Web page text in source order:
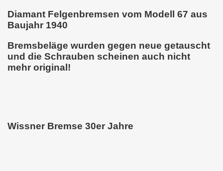
Diamant Felgenbremsen vom Modell 67 aus
Baujahr 1940
Bremsbeläge wurden gegen neue getauscht
und die Schrauben scheinen auch nicht
mehr original!
Wissner Bremse 30er Jahre